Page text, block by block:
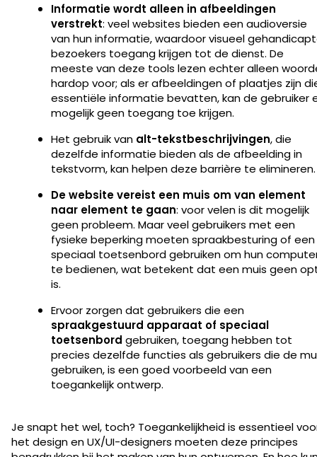
Informatie wordt alleen in afbeeldingen
verstrekt: veel websites bieden een audioversie
van hun informatie, waardoor visueel
bezoekers toegang krijgen tot de dienst. De
meeste van deze tools lezen echter alleen
hardop voor; als er afbeeldingen of plaatjes zijn
essentiële informatie bevatten, kan de gebruiker
mogelijk geen toegang toe krijgen.
Het gebruik van alt-tekstbeschrijvingen, die
dezelfde informatie bieden als de afbeelding in
tekstvorm, kan helpen deze barrière te
De website vereist een muis om van element
naar element te gaan: voor velen is dit mogelijk
geen probleem. Maar veel gebruikers met een
fysieke beperking moeten spraakbesturing of een
speciaal toetsenbord gebruiken om hun
te bedienen, wat betekent dat een muis geen
is.
Ervoor zorgen dat gebruikers die een
spraakgestuurd apparaat of speciaal
toetsenbord gebruiken, toegang hebben tot
precies dezelfde functies als gebruikers die de
gebruiken, is een goed voorbeeld van een
toegankelijk ontwerp.
Je snapt het wel, toch? Toegankelijkheid is essentieel
het design en UX/UI-designers moeten deze principes